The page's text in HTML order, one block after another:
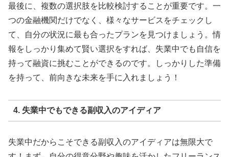
最後に、複数の選択肢を比較検討することが重要です。一
つの金融機関だけでなく、様々なサービスをチェックし
て、自分の状況に最も合ったプランを見つけましょう。情
報をしっかり集めて賢い選択をすれば、失業中でも自信を
持って融資に挑むことができるのです。しっかりした準備
を持って、前向きな未来を手に入れましょう！
4. 失業中でもできる副収入のアイディア
失業中だからこそできる副収入のアイディアは無限大で